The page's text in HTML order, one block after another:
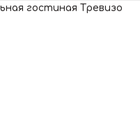
гостиная Тревизо